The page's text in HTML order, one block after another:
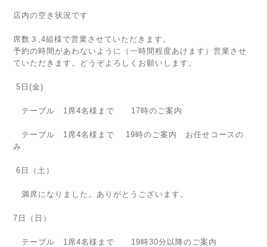
店内の空き状況です
席数３,4組様で営業させていただきます。
予約の時間があわないように（一時間程度あけます）営業させ
ていただきます。どうぞよろしくお願いします。
5日(金)
テーブル 1席4名様まで 17時のご案内
テーブル 1席4名様まで 19時のご案内 お任せコースの
み
6日（土）
満席になりました。ありがとうございます。
7日（日）
テーブル 1席4名様まで 19時30分以降のご案内